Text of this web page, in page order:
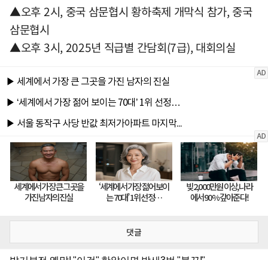
▲오후 2시, 중국 삼문협시 황하축제 개막식 참가, 중국
삼문협시
▲오후 3시, 2025년 직급별 간담회(7급), 대회의실
댓글